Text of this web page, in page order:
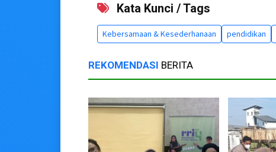
Kata Kunci / Tags
Kebersamaan & Kesederhanaan pendidikan
REKOMENDASI BERITA